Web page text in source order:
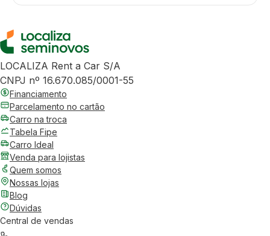
LOCALIZA Rent a Car S/A
CNPJ nº 16.670.085/0001-55
Financiamento
Parcelamento no cartão
Carro na troca
Tabela Fipe
Carro Ideal
Venda para lojistas
Quem somos
Nossas lojas
Blog
Dúvidas
Central de vendas